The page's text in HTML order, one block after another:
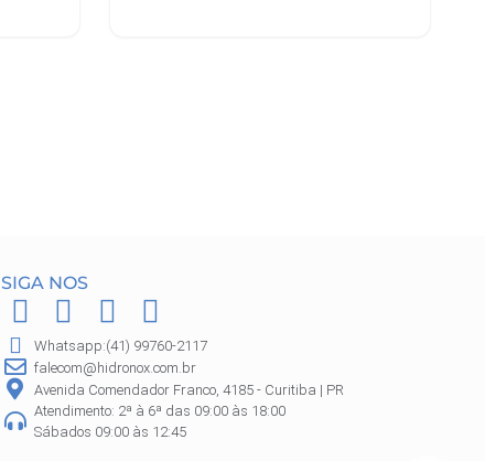
SIGA NOS
F
a
c
e
b
I
n
s
t
a
P
i
n
t
e
W
h
a
t
s
Whatsapp:(41) 99760-2117
falecom@hidronox.com.br
Avenida Comendador Franco, 4185 - Curitiba | PR
Atendimento: 2ª à 6ª das 09:00 às 18:00
Sábados 09:00 às 12:45